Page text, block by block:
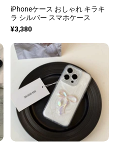
iPhoneケース おしゃれ キラキ
ラ シルバー スマホケース
¥3,380